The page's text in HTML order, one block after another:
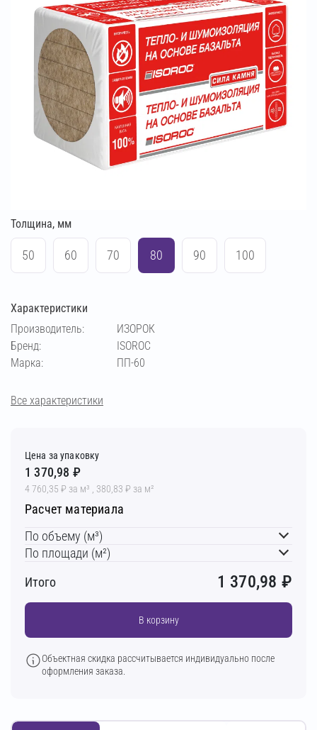
Толщина, мм
50 60 70 80 90 100
Характеристики
Производитель:
ИЗОРОК
Бренд:
ISOROC
Марка:
ПП-60
Все характеристики
Цена за упаковку
1 370,98 ₽
4 760,35 ₽ за м³ , 380,83 ₽ за м²
Расчет материала
По объему (м³)
По площади (м²)
Итого
1 370,98 ₽
В корзину
Объектная скидка рассчитывается индивидуально после
оформления заказа.